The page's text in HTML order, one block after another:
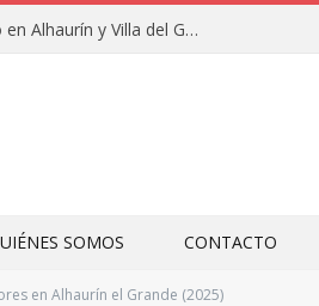
Clausuras de los campamentos de verano en Alhaurín y Villa del Guadalhorce 2026
SOMOS CONTACTO
en Alhaurín el Grande (2025)